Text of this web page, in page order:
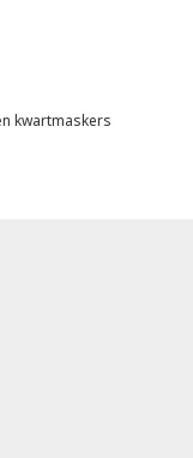
kwartmaskers